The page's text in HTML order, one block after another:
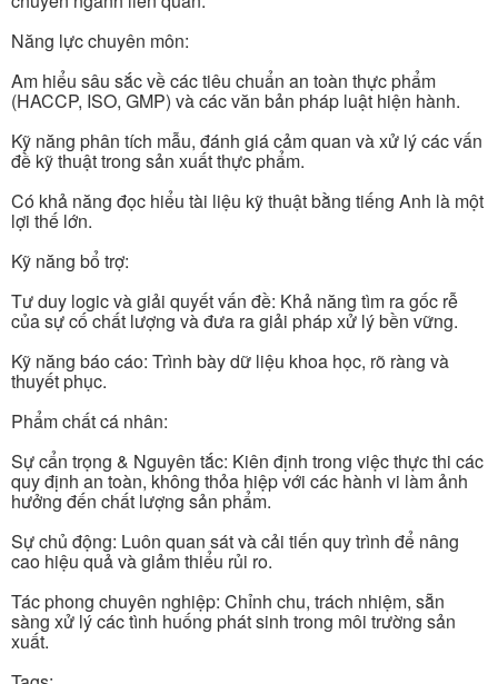
Năng lực chuyên môn:
Am hiểu sâu sắc về các tiêu chuẩn an toàn thực phẩm
(HACCP, ISO, GMP) và các văn bản pháp luật hiện hành.
Kỹ năng phân tích mẫu, đánh giá cảm quan và xử lý các vấn
đề kỹ thuật trong sản xuất thực phẩm.
Có khả năng đọc hiểu tài liệu kỹ thuật bằng tiếng Anh là một
lợi thế lớn.
Kỹ năng bổ trợ:
Tư duy logic và giải quyết vấn đề: Khả năng tìm ra gốc rễ
của sự cố chất lượng và đưa ra giải pháp xử lý bền vững.
Kỹ năng báo cáo: Trình bày dữ liệu khoa học, rõ ràng và
thuyết phục.
Phẩm chất cá nhân:
Sự cẩn trọng & Nguyên tắc: Kiên định trong việc thực thi các
quy định an toàn, không thỏa hiệp với các hành vi làm ảnh
hưởng đến chất lượng sản phẩm.
Sự chủ động: Luôn quan sát và cải tiến quy trình để nâng
cao hiệu quả và giảm thiểu rủi ro.
Tác phong chuyên nghiệp: Chỉnh chu, trách nhiệm, sẵn
sàng xử lý các tình huống phát sinh trong môi trường sản
xuất.